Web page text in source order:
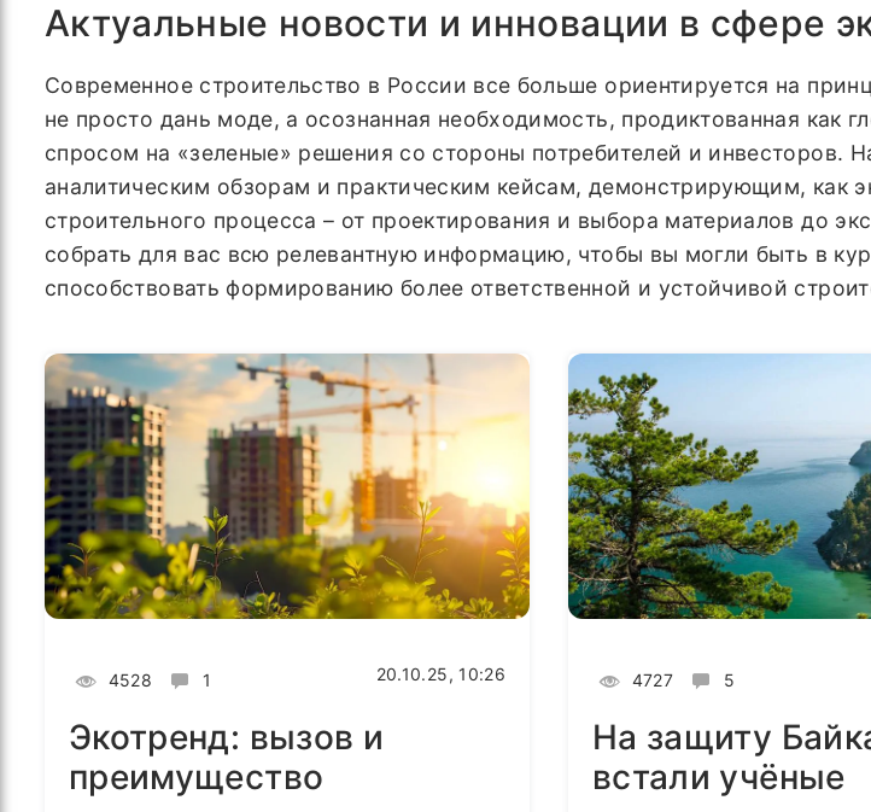
Актуальные новости и инновации в сфере
Современное строительство в России все больше ориентируется на
не просто дань моде, а осознанная необходимость, продиктованная как
спросом на «зеленые» решения со стороны потребителей и
аналитическим обзорам и практическим кейсам, демонстрирующим, как
строительного процесса – от проектирования и выбора материалов до
собрать для вас всю релевантную информацию, чтобы вы могли быть в
способствовать формированию более ответственной и устойчивой
4528 1 20.10.25, 10:26
Экотренд: вызов и
преимущество
4727 5
На защиту
встали учёные